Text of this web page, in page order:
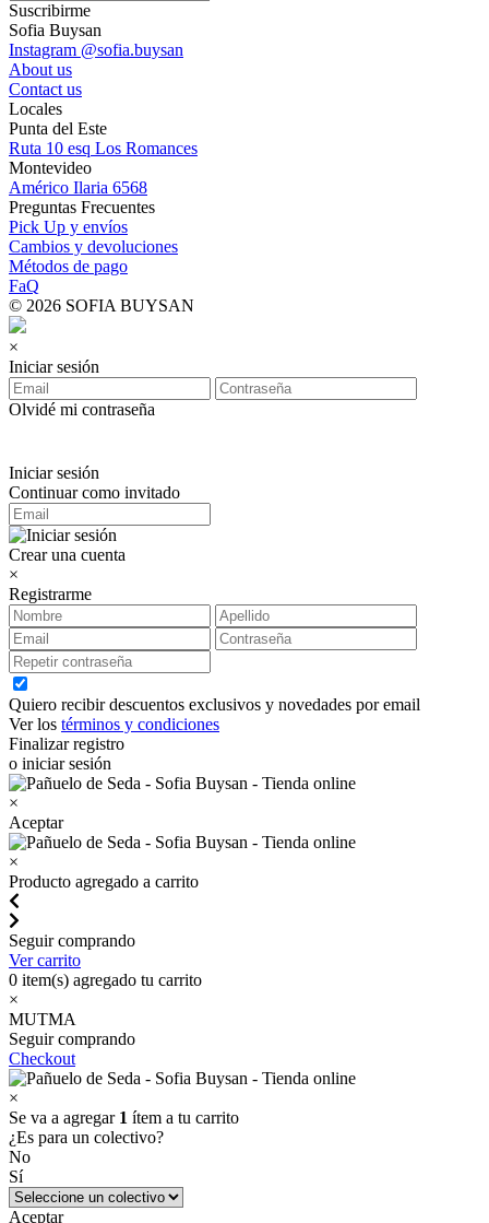
Suscribirme
Sofia Buysan
Instagram @sofia.buysan
About us
Contact us
Locales
Punta del Este
Ruta 10 esq Los Romances
Montevideo
Américo Ilaria 6568
Preguntas Frecuentes
Pick Up y envíos
Cambios y devoluciones
Métodos de pago
FaQ
© 2026 SOFIA BUYSAN
×
Iniciar sesión
Olvidé mi contraseña
Iniciar sesión
Continuar como invitado
Crear una cuenta
×
Registrarme
Quiero recibir descuentos exclusivos y novedades por email
Ver los términos y condiciones
Finalizar registro
o iniciar sesión
×
Aceptar
×
Producto agregado a carrito
Seguir comprando
Ver carrito
0 item(s) agregado tu carrito
×
MUTMA
Seguir comprando
Checkout
×
Se va a agregar 1 ítem a tu carrito
¿Es para un colectivo?
No
Sí
Aceptar